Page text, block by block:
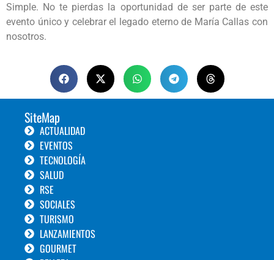
Simple. No te pierdas la oportunidad de ser parte de este
evento único y celebrar el legado eterno de María Callas con
nosotros.
SiteMap
ACTUALIDAD
EVENTOS
TECNOLOGÍA
SALUD
RSE
SOCIALES
TURISMO
LANZAMIENTOS
GOURMET